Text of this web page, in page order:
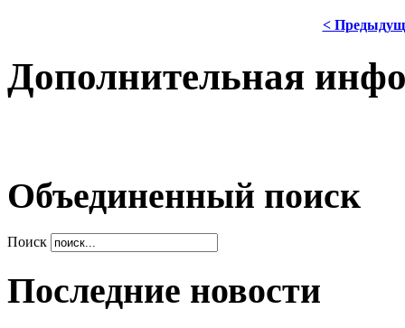
<
Дополнительная
Объединенный поиск
Поиск
Последние новости